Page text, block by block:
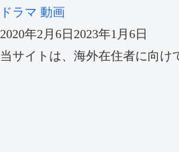
ドラマ 動画
2020年2月6日 2023年1月6日
当サイトは、海外在住者に向け